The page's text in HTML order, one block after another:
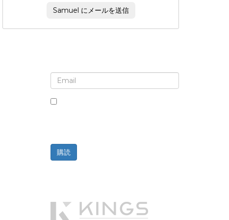
Samuel にメールを送信
購読